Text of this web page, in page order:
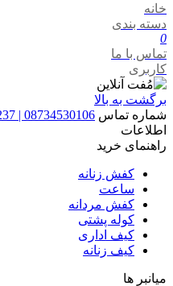
خانه
دسته بندی
0
تماس با ما
کاربری
برگشت به بالا
شماره تماس 08734530106 | 09909994237
اطلاعات
راهنمای خرید
کفش زنانه
ساعت
کفش مردانه
کوله پشتی
کیف اداری
کیف زنانه
میانبر ها